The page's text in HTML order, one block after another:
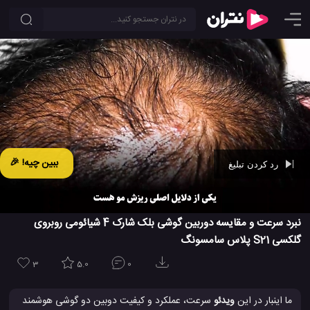
ببین چیه! 🎉
نبرد سرعت و مقایسه دوربین گوشی بلک شارک 4 شیائومی روبروی
گلکسی S21 پلاس سامسونگ
3 5.0 0
ما اینبار در اینویدئو سرعت، عملکرد و کیفیت دوبین دو گوشی هوشمند